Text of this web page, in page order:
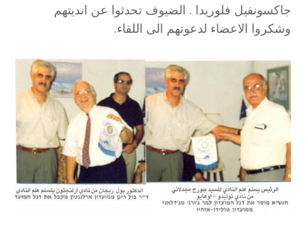
جاكسونفيل فلوريدا . الضيوف تحدثوا عن انديتهم
وشكروا الاعضاء لدعوتهم الى اللقاء.